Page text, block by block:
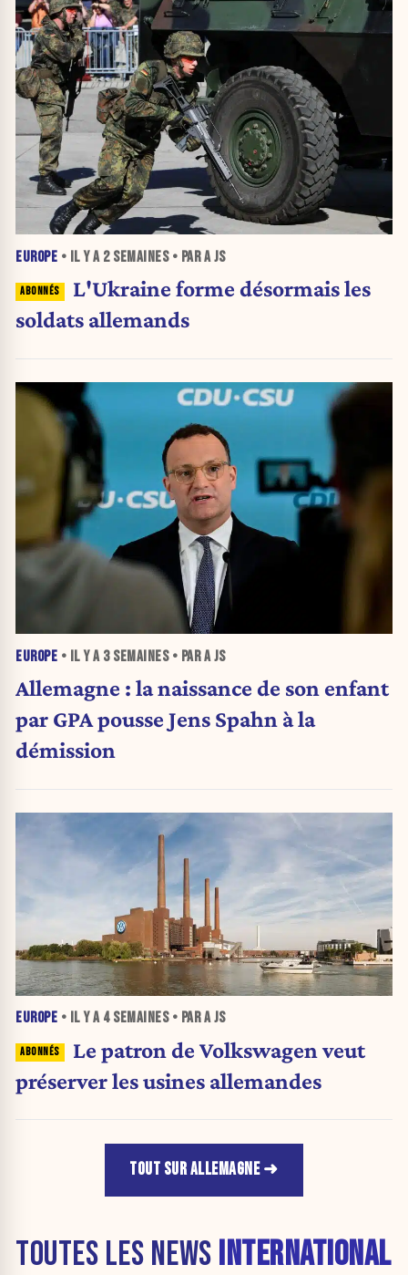
EUROPE • IL Y A 2 SEMAINES• PAR A JS
L'Ukraine forme désormais les
soldats allemands
EUROPE • IL Y A 3 SEMAINES• PAR A JS
Allemagne : la naissance de son enfant
par GPA pousse Jens Spahn à la
démission
EUROPE • IL Y A 4 SEMAINES• PAR A JS
Le patron de Volkswagen veut
préserver les usines allemandes
TOUT SUR ALLEMAGNE
TOUTES LES NEWS INTERNATIONAL